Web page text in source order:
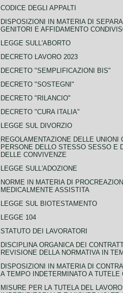
CODICE DEGLI APPALTI
DISPOSIZIONI IN MATERIA DI
GENITORI E AFFIDAMENTO
LEGGE SULL'ABORTO
DECRETO LAVORO 2023
DECRETO "SEMPLIFICAZIONI BIS"
DECRETO "SOSTEGNI"
DECRETO "RILANCIO"
DECRETO "CURA ITALIA"
LEGGE SUL DIVORZIO
REGOLAMENTAZIONE DELLE UNIONI
PERSONE DELLO STESSO SESSO E
DELLE CONVIVENZE
LEGGE SULL'ADOZIONE
NORME IN MATERIA DI
MEDICALMENTE ASSISTITA
LEGGE SUL BIOTESTAMENTO
LEGGE 104
STATUTO DEI LAVORATORI
DISCIPLINA ORGANICA DEI
REVISIONE DELLA NORMATIVA IN
DISPOSIZIONI IN MATERIA DI
A TEMPO INDETERMINATO A TUTELE
MISURE PER LA TUTELA DEL